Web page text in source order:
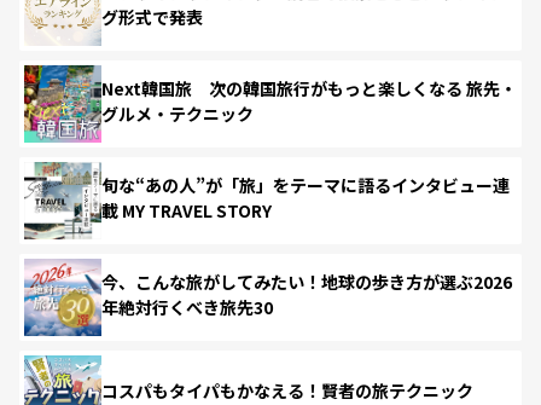
グ形式で発表
Next韓国旅 次の韓国旅行がもっと楽しくなる 旅先・
グルメ・テクニック
旬な“あの人”が「旅」をテーマに語るインタビュー連
載 MY TRAVEL STORY
今、こんな旅がしてみたい！地球の歩き方が選ぶ2026
年絶対行くべき旅先30
コスパもタイパもかなえる！賢者の旅テクニック